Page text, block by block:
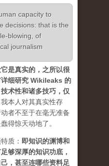
capacity to
decisions: that is the
blowing, of
journalism
是真实的，之所以很
细研究 Wikileaks 的
术性和诸多技巧，仅
我本人对其真实性存
者不至于在毫无准备
得惊天动地了。
质： 即知识的渊博和
够深厚的知识功底，
，甚至连哪些资料足